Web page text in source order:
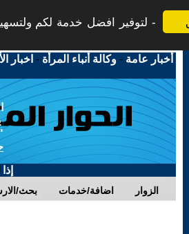
لتوفير افضل خدمة لكم
أخبار عامة -وكالة أنباء المرأة - اخبار
بحث/ اضافة/خدمات الزوار